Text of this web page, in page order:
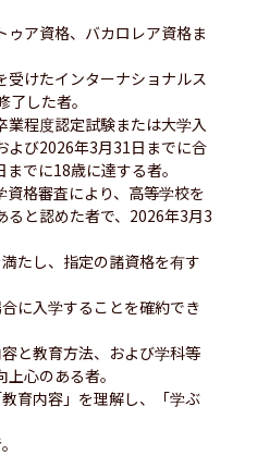
ア資格、バカロレア資格ま
けたインターナショナルス
した者。
程度認定試験または大学入
よび2026年3月31日までに合
でに18歳に達する者。
格審査により、高等学校を
と認めた者で、2026年3月3
たし、指定の諸資格を有す
に入学することを確約でき
と教育方法、および学科等
心のある者。
育内容」を理解し、「学ぶ